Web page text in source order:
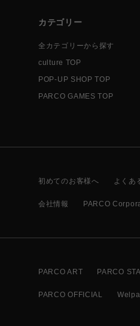
カテゴリー
全カテゴリーから探す
culture TOP
POP-UP SHOP TOP
PARCO GAMES TOP
初めてのお客様へ よくあ
会社情報 PARCO
PARCO ART PARCO
PARCO OFFICIAL Welpa